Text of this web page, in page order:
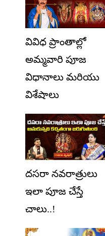
వివిధ ప్రాంతాల్లో
అమ్మవారి పూజ
విధానాలు మరియు
విశేషాలు
దసరా నవరాత్రులు
ఇలా పూజ చేస్తే
చాలు..!